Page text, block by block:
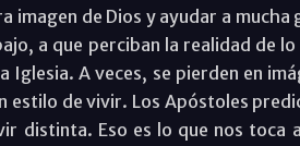
imagen de Dios y ayudar a
a que perciban la realidad de
Iglesia. A veces, se pierden en
estilo de vivir. Los Apóstoles
distinta. Eso es lo que nos